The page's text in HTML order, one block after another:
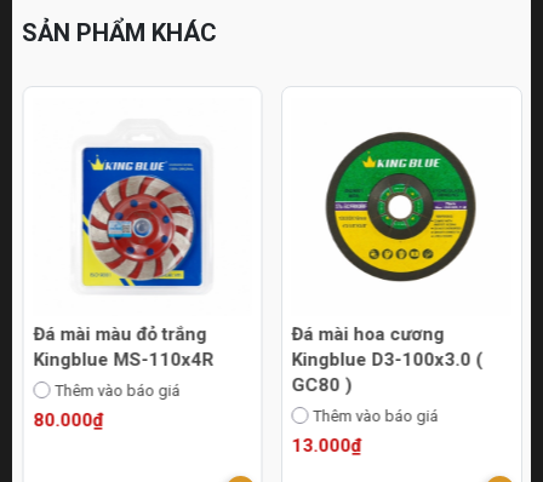
SẢN PHẨM KHÁC
Đá mài màu đỏ trắng
Kingblue MS-110x4R
Thêm vào báo giá
80.000₫
Đá mài hoa cương
Kingblue D3-100x3.0 (
GC80 )
Thêm vào báo giá
13.000₫